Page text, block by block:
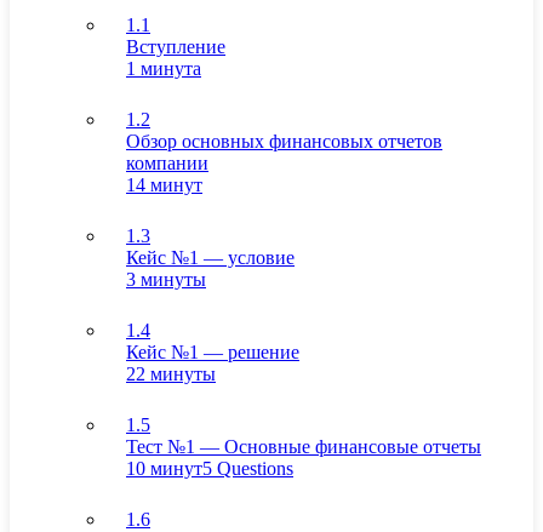
1.1
Вступление
1 минута
1.2
Обзор основных финансовых отчетов
компании
14 минут
1.3
Кейс №1 — условие
3 минуты
1.4
Кейс №1 — решение
22 минуты
1.5
Тест №1 — Основные финансовые отчеты
10 минут5 Questions
1.6